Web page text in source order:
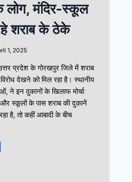
लोग, मंदिर-स्कूल
शराब के ठेके
1, 2025
प्रदेश के गोरखपुर जिले में शराब
देखने को मिल रहा है। स्थानीय
ने इन दुकानों के खिलाफ मोर्चा
और स्कूलों के पास शराब की दुकानें
है, तो कहीं आबादी के बीच